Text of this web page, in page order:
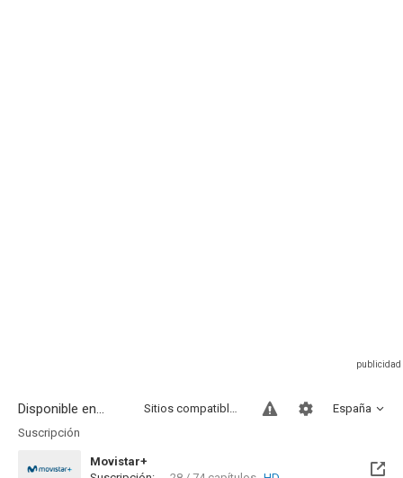
Disponible en... España
Sitios compatibles
Suscripción
Movistar+